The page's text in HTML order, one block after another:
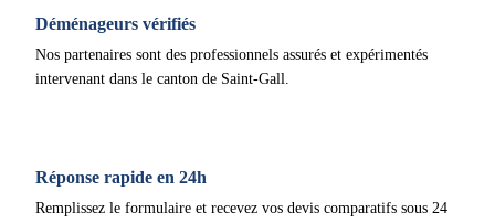
Déménageurs vérifiés
Nos partenaires sont des professionnels assurés et expérimentés
intervenant dans le canton de Saint-Gall.
Réponse rapide en 24h
Remplissez le formulaire et recevez vos devis comparatifs sous 24